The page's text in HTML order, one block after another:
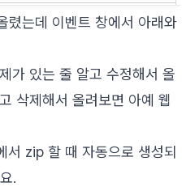
렸는데 이벤트 창에서 아래와
있는 줄 알고 수정해서 올
삭제해서 올려보면 아예 웹
zip 할 때 자동으로 생성되
.